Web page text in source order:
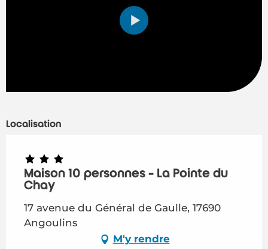
Localisation
Maison 10 personnes - La Pointe du
Chay
17 avenue du Général de Gaulle, 17690
Angoulins
M'y rendre